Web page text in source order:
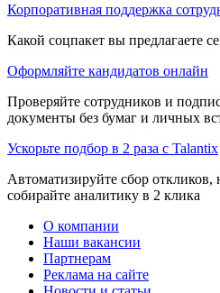
Корпоративная поддержка
Какой соцпакет вы предлагаете
Оформляйте кандидатов онлайн
Проверяйте сотрудников и
документы без бумаг и личных
Ускорьте подбор в 2 раза с Talantix
Автоматизируйте сбор откликов,
собирайте аналитику в 2 клика
О компании
Наши вакансии
Партнерам
Реклама на сайте